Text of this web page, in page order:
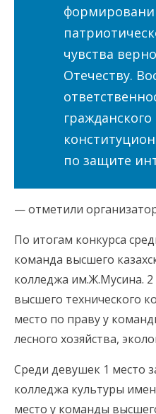
чувства
Отечеству.
гражданского
по защите
— отметили
По итогам конкурса
команда высшего
колледжа им.Ж.Мусина.
высшего технического
место по праву у
лесного хозяйства,
Среди девушек 1 место
колледжа культуры
место у команды